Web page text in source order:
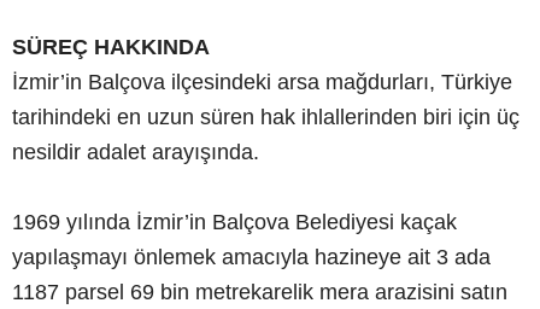
SÜREÇ HAKKINDA
İzmir’in Balçova ilçesindeki arsa mağdurları, Türkiye
tarihindeki en uzun süren hak ihlallerinden biri için üç
nesildir adalet arayışında.
1969 yılında İzmir’in Balçova Belediyesi kaçak
yapılaşmayı önlemek amacıyla hazineye ait 3 ada
1187 parsel 69 bin metrekarelik mera arazisini satın